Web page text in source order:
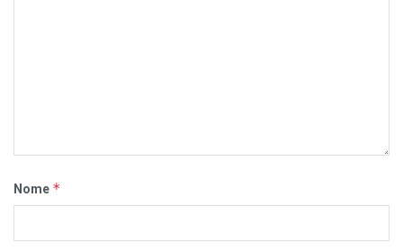
Nome *